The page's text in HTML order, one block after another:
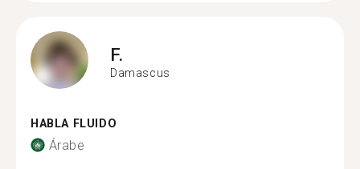
F.
Damascus
HABLA FLUIDO
Árabe